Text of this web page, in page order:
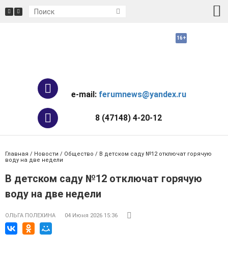
e-mail: ferumnews@yandex.ru
8 (47148) 4-20-12
Главная / Новости / Общество / В детском саду №12 отключат горячую
воду на две недели
В детском саду №12 отключат горячую
воду на две недели
ОЛЬГА ПОЛЕХИНА 04 Июня 2026 15:36